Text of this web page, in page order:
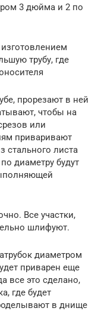
3 дюйма и 2 по
трубу, где
прорезают в ней
чтобы на
или
приваривают
стального листа
диаметру будут
Все участки,
шлифуют.
диаметром
приварен еще
все это сделано,
где будет
в днище